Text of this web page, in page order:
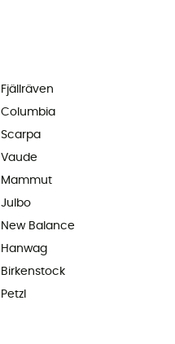
Fjällräven
Columbia
Scarpa
Vaude
Mammut
Julbo
New Balance
Hanwag
Birkenstock
Petzl